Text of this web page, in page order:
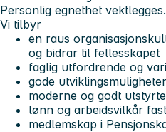
Personlig egnethet vektlegges.
Vi tilbyr
en raus
og bidrar til fellesskapet
faglig utfordrende og
gode utviklingsmuligheter
moderne og godt
lønn og arbeidsvilkår
medlemskap i